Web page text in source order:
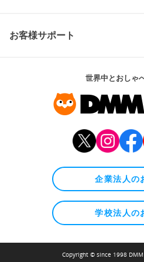
お客様サポート
世界中とおしゃ
企業法人の
学校法人の
Copyright © since 1998 DMM